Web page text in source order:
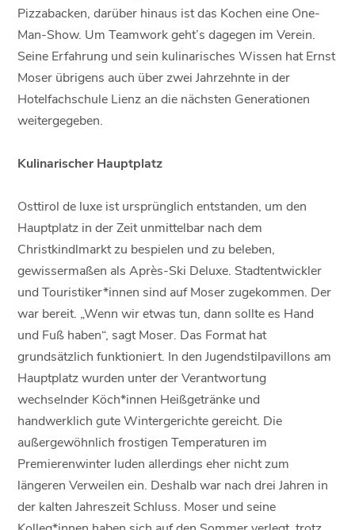
Pizzabacken, darüber hinaus ist das Kochen eine One-
Man-Show. Um Teamwork geht’s dagegen im Verein.
Seine Erfahrung und sein kulinarisches Wissen hat Ernst
Moser übrigens auch über zwei Jahrzehnte in der
Hotelfachschule Lienz an die nächsten Generationen
weitergegeben.
Kulinarischer Hauptplatz
Osttirol de luxe ist ursprünglich entstanden, um den
Hauptplatz in der Zeit unmittelbar nach dem
Christkindlmarkt zu bespielen und zu beleben,
gewissermaßen als Après-Ski Deluxe. Stadtentwickler
und Touristiker*innen sind auf Moser zugekommen. Der
war bereit. „Wenn wir etwas tun, dann sollte es Hand
und Fuß haben“, sagt Moser. Das Format hat
grundsätzlich funktioniert. In den Jugendstilpavillons am
Hauptplatz wurden unter der Verantwortung
wechselnder Köch*innen Heißgetränke und
handwerklich gute Wintergerichte gereicht. Die
außergewöhnlich frostigen Temperaturen im
Premierenwinter luden allerdings eher nicht zum
längeren Verweilen ein. Deshalb war nach drei Jahren in
der kalten Jahreszeit Schluss. Moser und seine